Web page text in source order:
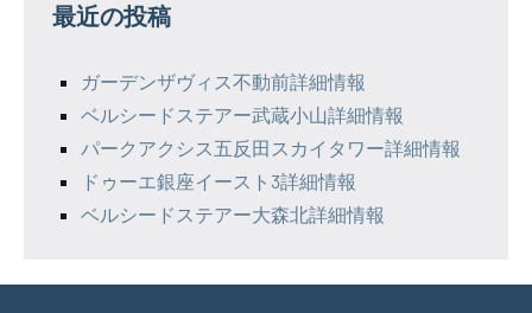
最近の投稿
ガーデンザヴィス不動前詳細情報
ベルシードステアー武蔵小山詳細情報
パークアクシス五反田スカイタワー詳細情報
ドゥーエ銀座イースト3詳細情報
ベルシードステアー大森北詳細情報